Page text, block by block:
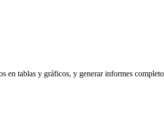
en tablas y gráficos, y generar informes